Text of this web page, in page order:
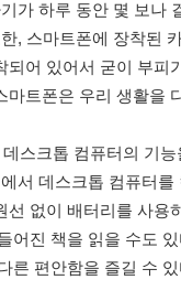
가 하루 동안 몇 보나
, 스마트폰에 장착된
되어 있어서 굳이 부피
마트폰은 우리 생활을
데스크톱 컴퓨터의 기
서 데스크톱 컴퓨터
선 없이 배터리를 사
어진 책을 읽을 수도
른 편안함을 즐길 수 있